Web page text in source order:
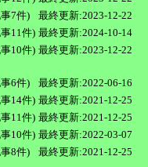
7件)
最終更新:2023-12-22
11件) 最終更新:2024-10-14
10件) 最終更新:2023-12-22
6件)
最終更新:2022-06-16
14件) 最終更新:2021-12-25
11件) 最終更新:2021-12-25
10件) 最終更新:2022-03-07
8件) 最終更新:2021-12-25